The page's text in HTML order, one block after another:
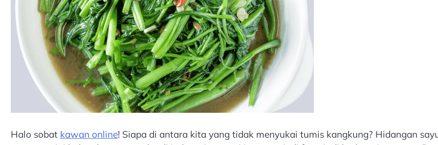
Halo sobat kawan online! Siapa di antara kita yang tidak menyukai tumis kangkung? Hidangan